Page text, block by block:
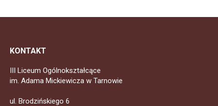
KONTAKT
III Liceum Ogólnokształcące
im. Adama Mickiewicza w Tarnowie
ul. Brodzińskiego 6